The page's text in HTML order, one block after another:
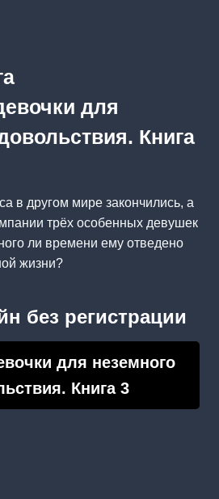
для
Книга
в другом мире закончились, а
трёх особенных девушек
ли времени ему отведено
жизни?
без регистрации
для неземного
Книга 3